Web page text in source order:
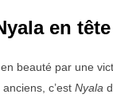
en tête
beauté par une
c’est Nyala